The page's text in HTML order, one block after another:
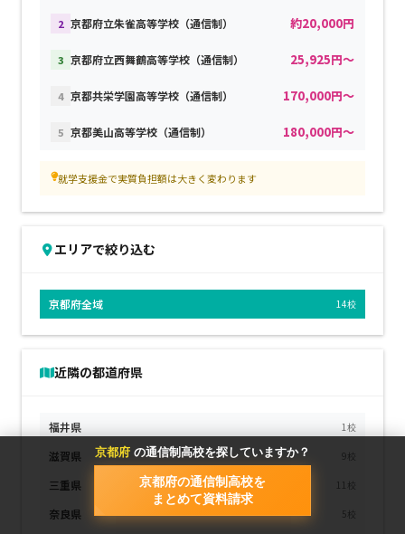
2 京都府立朱雀高等学校（通信制） 約20,000円
3 京都府立西舞鶴高等学校（通信制） 25,925円～
4 京都共栄学園高等学校（通信制） 170,000円～
5 京都美山高等学校（通信制） 180,000円～
就学支援金で実質負担額は大きく変わります
エリアで絞り込む
京都府全域 14校
近隣の都道府県
福井県 1校
滋賀県 9校
三重県 11校
奈良県 5校
京都府 の通信制高校を探していますか？
京都府の通信制高校を
まとめて資料請求